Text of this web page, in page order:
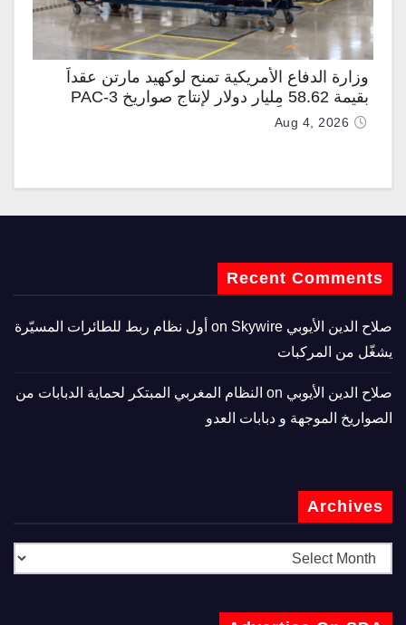
وزارة الدفاع الأمريكية تمنح لوكهيد مارتن عقداً
بقيمة 58.62 مليار دولار لإنتاج صواريخ PAC-3
المطوّرة دعماً لـ “ترسانة الحرية”
Aug 4, 2026
Recent Comments
صلاح الدين الأيوبي
Skywire أول نظام ربط للطائرات المسيّرة
يشغّل من المركبات
صلاح الدين الأيوبي
النظام المغربي المبتكر لحماية الدبابات من
الصواريخ الموجهة و دبابات العدو
Archives